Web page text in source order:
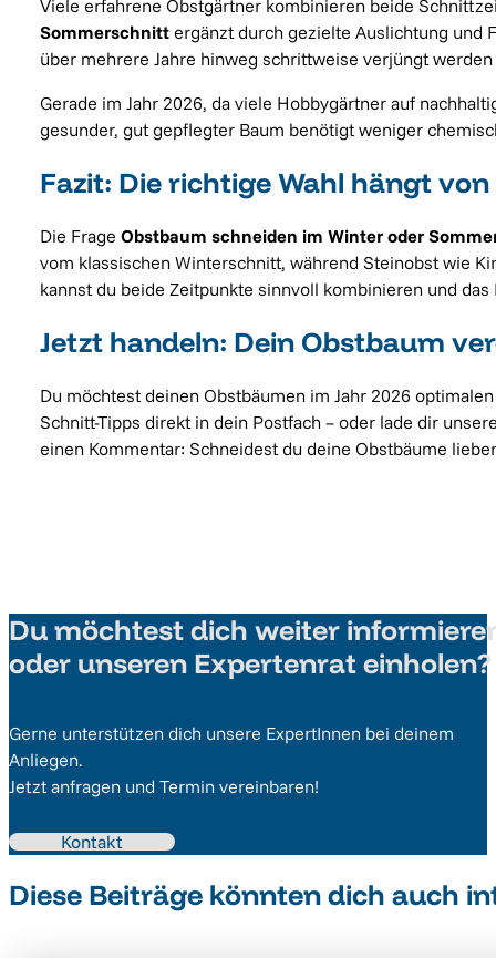
Viele erfahrene Obstgärtner kombinieren beide
Sommerschnitt ergänzt durch gezielte Auslichtung und
über mehrere Jahre hinweg schrittweise verjüngt
Gerade im Jahr 2026, da viele Hobbygärtner auf
gesunder, gut gepflegter Baum benötigt weniger
Fazit: Die richtige Wahl hängt
Die FrageObstbaum schneiden im Winter oder
vom klassischen Winterschnitt, während Steinobst wie
kannst du beide Zeitpunkte sinnvoll kombinieren und
Jetzt handeln: Dein Obstbaum
Du möchtest deinen Obstbäumen im Jahr 2026
Schnitt-Tipps direkt in dein Postfach – oder lade dir
einen Kommentar: Schneidest du deine Obstbäume
Du möchtest dich weiter
oder unseren Expertenrat einholen?
Gerne unterstützen dich unsere ExpertInnen bei deinem
Anliegen.
Jetzt anfragen und Termin vereinbaren!
Kontakt
Diese Beiträge könnten dich auch